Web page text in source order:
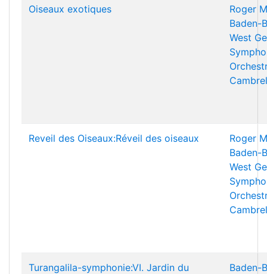
Oiseaux exotiques
Roger
Baden-
West
Reveil des Oiseaux:Réveil des oiseaux
Roger
Baden-
West
Turangalila-symphonie:VI. Jardin du
Baden-